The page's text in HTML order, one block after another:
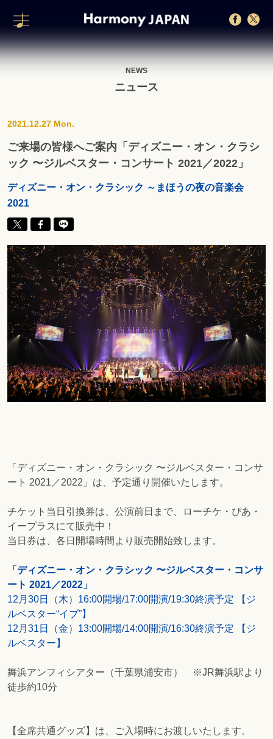
NEWS
ニュース
2021.12.27 Mon.
ご来場の皆様へご案内「ディズニー・オン・クラシ
ック 〜ジルベスター・コンサート 2021／2022」
ディズニー・オン・クラシック ～まほうの夜の音楽会
2021
「ディズニー・オン・クラシック 〜ジルベスター・コンサ
ート 2021／2022」は、予定通り開催いたします。
チケット当日引換券は、公演前日まで、ローチケ・ぴあ・
イープラスにて販売中！
当日券は、各日開場時間より販売開始致します。
「ディズニー・オン・クラシック 〜ジルベスター・コンサ
ート 2021／2022」
12月30日（木）16:00開場/17:00開演/19:30終演予定 【ジ
ルベスター“イブ”】
12月31日（金）13:00開場/14:00開演/16:30終演予定 【ジ
ルベスター】
舞浜アンフィシアター（千葉県浦安市） ※JR舞浜駅より
徒歩約10分
【全席共通グッズ】は、ご入場時にお渡しいたします。